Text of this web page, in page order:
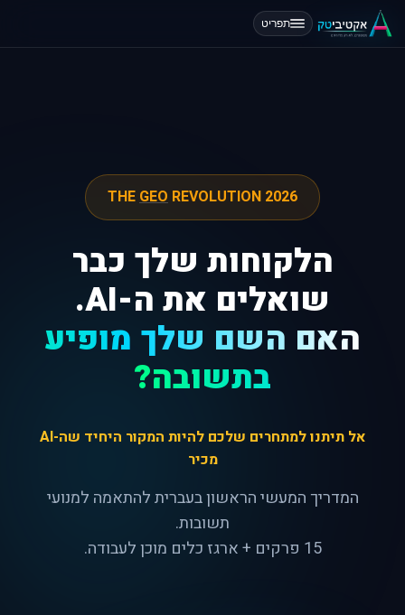
תפריט
THEGEO REVOLUTION 2026
הלקוחות שלך כבר
שואלים את ה-AI.
האם השם שלך מופיע
בתשובה?
אל תיתנו למתחרים שלכם להיות המקור היחיד שה-AI
מכיר
המדריך המעשי הראשון בעברית להתאמה למנועי
תשובות.
15 פרקים + ארגז כלים מוכן לעבודה.